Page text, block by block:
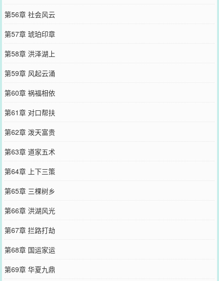
第56章 社会风云
第57章 琥珀印章
第58章 洪泽湖上
第59章 风起云涌
第60章 祸福相依
第61章 对口帮扶
第62章 泼天富贵
第63章 道家五术
第64章 上下三策
第65章 三棵树乡
第66章 洪湖风光
第67章 拦路打劫
第68章 国运家运
第69章 华夏九鼎